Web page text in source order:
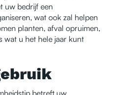
uw bedrijf een
wat ook zal helpen
planten, afval opruimen,
wat u het hele jaar kunt
betreft uw